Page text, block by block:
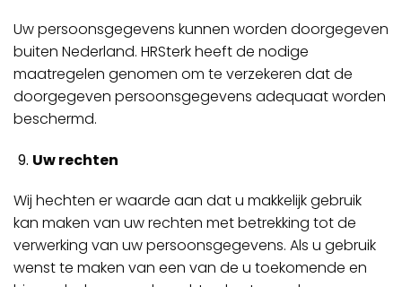
Uw persoonsgegevens kunnen worden doorgegeven
buiten Nederland. HRSterk heeft de nodige
maatregelen genomen om te verzekeren dat de
doorgegeven persoonsgegevens adequaat worden
beschermd.
Uw rechten
Wij hechten er waarde aan dat u makkelijk gebruik
kan maken van uw rechten met betrekking tot de
verwerking van uw persoonsgegevens. Als u gebruik
wenst te maken van een van de u toekomende en